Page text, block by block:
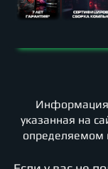
Информация
указанная на
определяемом